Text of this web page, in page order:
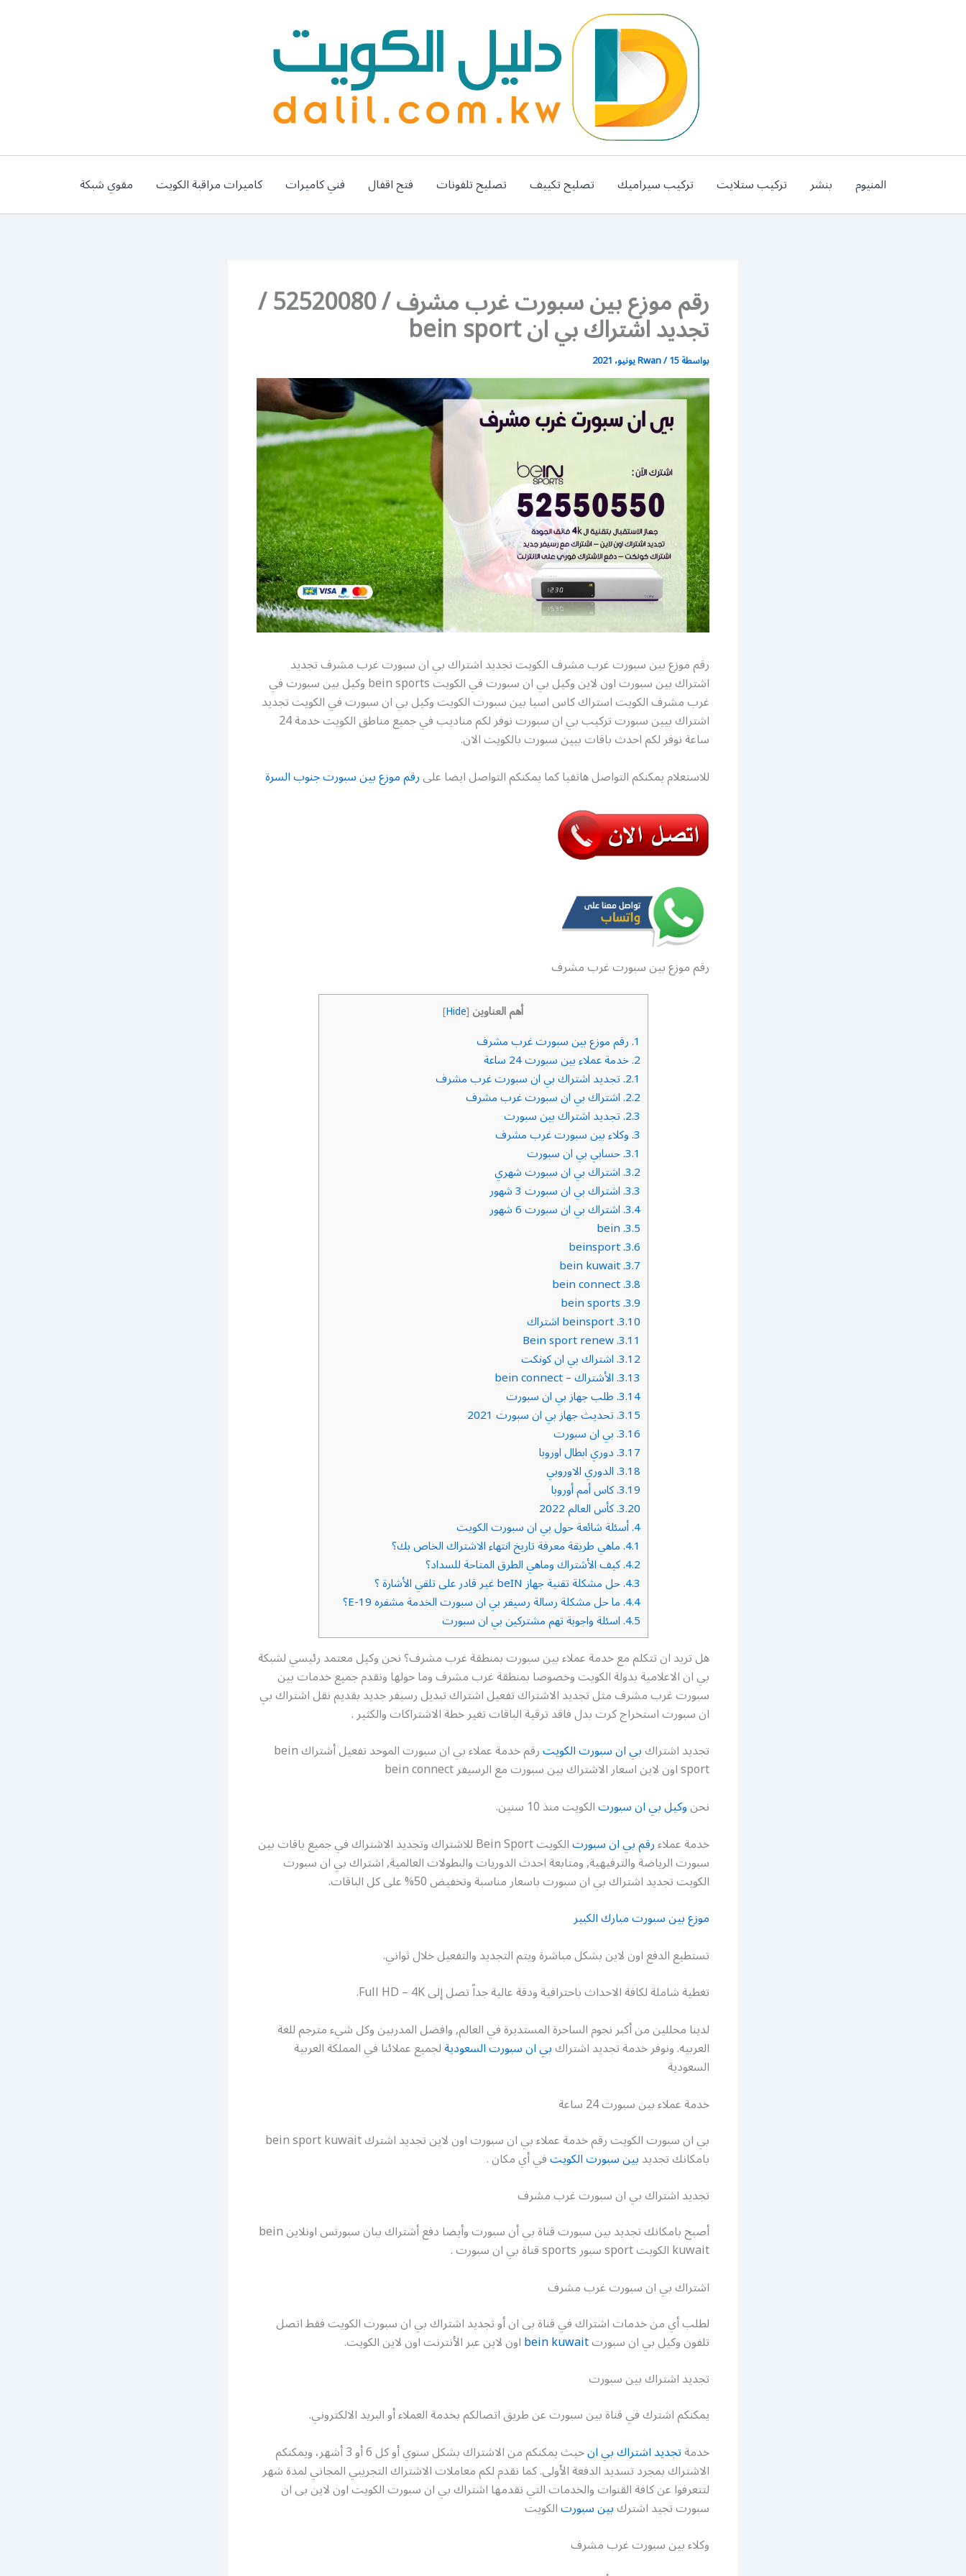
المنيوم بنشر تركيب ستلايت تركيب سيراميك تصليح تكييف تصليح تلفونات فتح اقفال فني كاميرات كاميرات مراقبة الكويت مقوي شبكة
رقم موزع بين سبورت غرب مشرف / 52520080 /
تجديد اشتراك بي ان bein sport
بواسطة Rwan/15 يونيو، 2021
رقم موزع بين سبورت غرب مشرف الكويت تجديد اشتراك بي ان سبورت غرب مشرف تجديد
اشتراك بين سبورت اون لاين وكيل بي ان سبورت في الكويت bein sports وكيل بين سبورت في
غرب مشرف الكويت استراك كاس اسيا بين سبورت الكويت وكيل بي ان سبورت في الكويت تجديد
اشتراك بيين سبورت تركيب بي ان سبورت نوفر لكم مناديب في جميع مناطق الكويت خدمة 24
ساعة نوفر لكم احدث باقات بيين سبورت بالكويت الان.
للاستعلام يمكنكم التواصل هاتفيا كما يمكنكم التواصل ايضا علىرقم موزع بين سبورت جنوب السرة
رقم موزع بين سبورت غرب مشرف
أهم العناوين [
Hide
]
1. رقم موزع بين سبورت غرب مشرف
2. خدمة عملاء بين سبورت 24 ساعة
2.1. تجديد اشتراك بي ان سبورت غرب مشرف
2.2. اشتراك بي ان سبورت غرب مشرف
2.3. تجديد اشتراك بين سبورت
3. وكلاء بين سبورت غرب مشرف
3.1. حسابي بي ان سبورت
3.2. اشتراك بي ان سبورت شهري
3.3. اشتراك بي ان سبورت 3 شهور
3.4. اشتراك بي ان سبورت 6 شهور
3.5.
bein
3.6.
beinsport
3.7.
bein kuwait
3.8.
bein connect
3.9.
3.10. beinsport اشتراك
3.11.
Bein sport renew
3.12. اشتراك بي ان كونكت
3.13. الأشتراك – bein connect
3.14. طلب جهاز بي ان سبورت
3.15. تحديث جهاز بي ان سبورت 2021
3.16. بي ان سبورت
3.17. دوري ابطال اوروبا
3.18. الدوري الاوروبي
3.19. كاس أمم أوروبا
3.20. كأس العالم 2022
4. أسئلة شائعة حول بي ان سبورت الكويت
4.1. ماهي طريقة معرفة تاريخ انتهاء الاشتراك الخاص بك؟
4.2. كيف الأشتراك وماهي الطرق المتاحة للسداد؟
4.3. حل مشكلة تقنية جهاز beIN غير قادر على تلقي الأشارة ؟
4.4. ما حل مشكلة رسالة رسيفر بي ان سبورت الخدمة مشفره E-19؟
4.5. اسئلة واجوبة تهم مشتركين بي ان سبورت
هل تريد ان تتكلم مع خدمة عملاء بين سبورت بمنطقة غرب مشرف؟ نحن وكيل معتمد رئيسي لشبكة
بي ان الاعلامية بدولة الكويت وخصوصا بمنطقة غرب مشرف وما حولها ونقدم جميع خدمات بين
سبورت غرب مشرف مثل تجديد الاشتراك تفعيل اشتراك تبديل رسيفر جديد بقديم نقل اشتراك بي
ان سبورت استخراج كرت بدل فاقد ترقية الباقات تغير خطة الاشتراكات والكثير .
تجديد اشتراكبي ان سبورت الكويت رقم خدمة عملاء بي ان سبورت الموحد تفعيل أشتراك bein
sport اون لاين اسعار الاشتراك بين سبورت مع الرسيفر bein connect
نحنوكيل بي ان سبورتالكويت منذ 10 سنين.
خدمة عملاءرقم بي ان سبورت الكويت Bein Sport للاشتراك وتجديد الاشتراك في جميع باقات بين
سبورت الرياضة والترفيهية, ومتابعة احدث الدوريات والبطولات العالمية, اشتراك بي ان سبورت
الكويت تجديد اشتراك بي ان سبورت باسعار مناسبة وتخفيض 50% على كل الباقات.
موزع بين سبورت مبارك الكبير
تستطيع الدفع اون لاين بشكل مباشرة ويتم التجديد والتفعيل خلال ثواني.
تغطية شاملة لكافة الاحداث باحترافية ودقة عالية جداً تصل إلى Full HD – 4K.
لدينا محللين من أكبر نجوم الساحرة المستديرة في العالم, وافضل المدربين وكل شيء مترجم للغة
العربيه. ونوفر خدمة تجديد اشتراكبي ان سبورت السعوديةلجميع عملائنا في المملكة العربية
السعودية
خدمة عملاء بين سبورت 24 ساعة
بي ان سبورت الكويت رقم خدمة عملاء بي ان سبورت اون لاين تجديد اشترك bein sport kuwait
بامكانك تجديدبين سبورت الكويتفي أي مكان .
تجديد اشتراك بي ان سبورت غرب مشرف
أصبح بامكانك تجديد بين سبورت قناة بي أن سبورت وأيضا دفع أشتراك ببان سبورتس اونلاين bein
kuwait الكويت sport سبور sports قناة بي ان سبورت .
اشتراك بي ان سبورت غرب مشرف
لطلب أي من خدمات اشتراك في قناة بى ان أو تجديد اشتراك بي ان سبورت الكويت فقط اتصل
تلفون وكيل بي ان سبورتbein kuwaitاون لاين عبر الأنترنت اون لاين الكويت.
تجديد اشتراك بين سبورت
يمكنكم اشترك في قناة بين سبورت عن طريق اتصالكم بخدمة العملاء أو البريد الالكتروني.
خدمةتجديد اشتراك بي ان حيث يمكنكم من الاشتراك بشكل سنوي أو كل 6 أو 3 أشهر، ويمكنكم
الاشتراك بمجرد تسديد الدفعة الأولى. كما نقدم لكم معاملات الاشتراك التجريبي المجاني لمدة شهر
لتتعرفوا عن كافة القنوات والخدمات التي نقدمها اشتراك بي ان سبورت الكويت اون لاين بى ان
سبورت تجيد اشتركبين سبورتالكويت
وكلاء بين سبورت غرب مشرف